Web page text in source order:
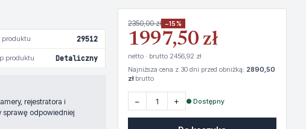
produktu 29512
produktu Detaliczny
rejestratora i
sprawę odpowiedniej
2350,00 zł −15%
1997,50 zł
netto · brutto 2456,92 zł
Najniższa cena z 30 dni przed obniżką: 2890,50
złbrutto
− + ● Dostępny